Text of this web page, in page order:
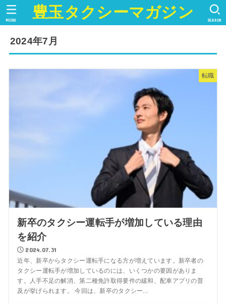
豊玉タクシーマガジン SEARCH
MENU
2024年7月
転職
新卒のタクシー運転手が増加している理由
を紹介
2024.07.31
近年、新卒からタクシー運転手になる方が増えています。新卒者の
タクシー運転手が増加しているのには、いくつかの要因がありま
す。人手不足の解消、第二種免許取得要件の緩和、配車アプリの普
及が挙げられます。 今回は、新卒のタクシー...